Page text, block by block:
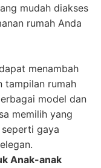
mudah diakses
rumah Anda
menambah
tampilan rumah
model dan
memilih yang
gaya
Anak-anak